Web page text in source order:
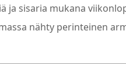
ja sisaria mukana
nähty perinteinen